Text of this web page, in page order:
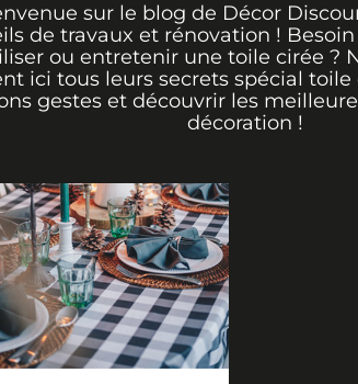
sur le blog de Décor
de travaux et rénovation !
ou entretenir une toile cirée ?
ici tous leurs secrets spécial
gestes et découvrir les
décoration !